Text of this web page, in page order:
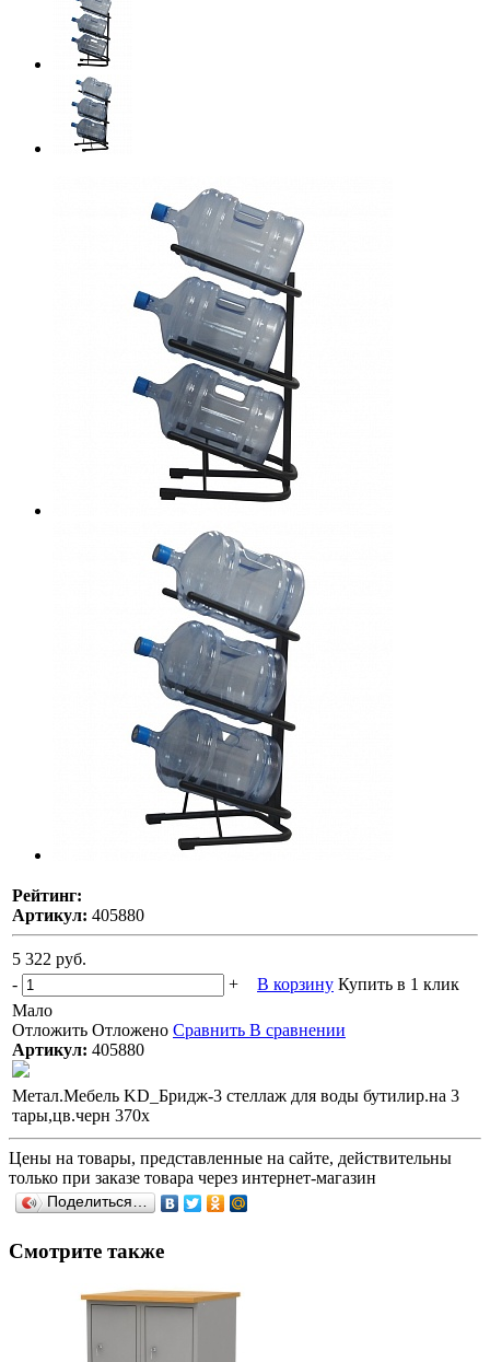
Рейтинг:
Артикул: 405880
5 322 руб.
-
+ В корзину Купить в 1 клик
Мало
Отложить Отложено Сравнить В сравнении
Артикул: 405880
Метал.Мебель KD_Бридж-3 стеллаж для воды бутилир.на 3
тары,цв.черн 370х
Цены на товары, представленные на сайте, действительны
только при заказе товара через интернет-магазин
Поделиться…
Смотрите также